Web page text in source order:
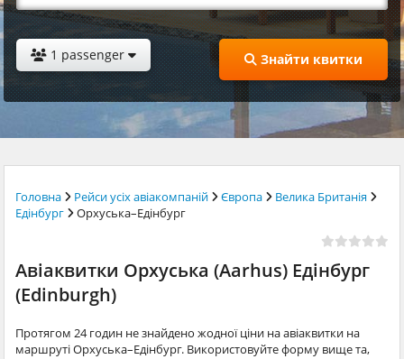
1 passenger Знайти квитки
Головна Рейси усіх авіакомпаній Європа
Велика Британія
Едінбург
Орхуська–Едінбург
Авіаквитки Орхуська (Aarhus) Едінбург
(Edinburgh)
Протягом 24 годин не знайдено жодної ціни на авіаквитки на
маршруті Орхуська–Едінбург. Використовуйте форму вище та,